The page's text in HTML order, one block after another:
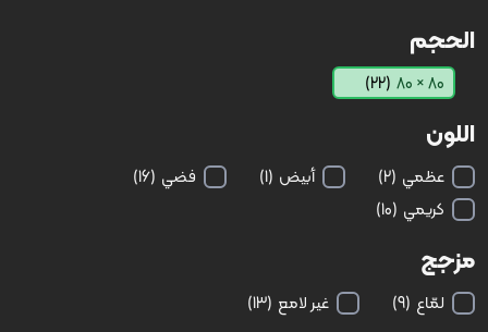
الحجم
80 × 80
(22)
اللون
عظمي (2) أبيض (1) فضي (16)
كريمي (10)
مزجج
لمّاع (9) غير لامع (13)